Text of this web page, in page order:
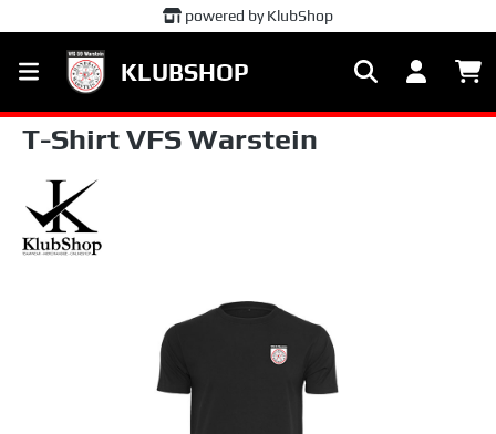
powered by KlubShop
KLUBSHOP
T-Shirt VFS Warstein